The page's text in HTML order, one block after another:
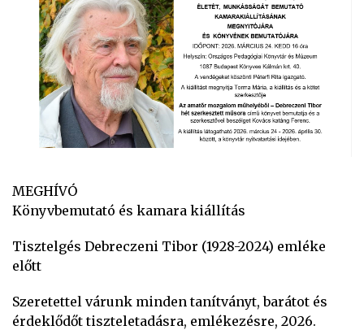
MEGHÍVÓ
Könyvbemutató és kamara kiállítás
Tisztelgés Debreczeni Tibor (1928-2024) emléke
előtt
Szeretettel várunk minden tanítványt, barátot és
érdeklődőt tiszteletadásra, emlékezésre, 2026.